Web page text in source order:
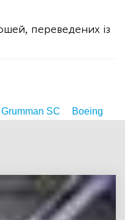
переведених із
SC Boeing